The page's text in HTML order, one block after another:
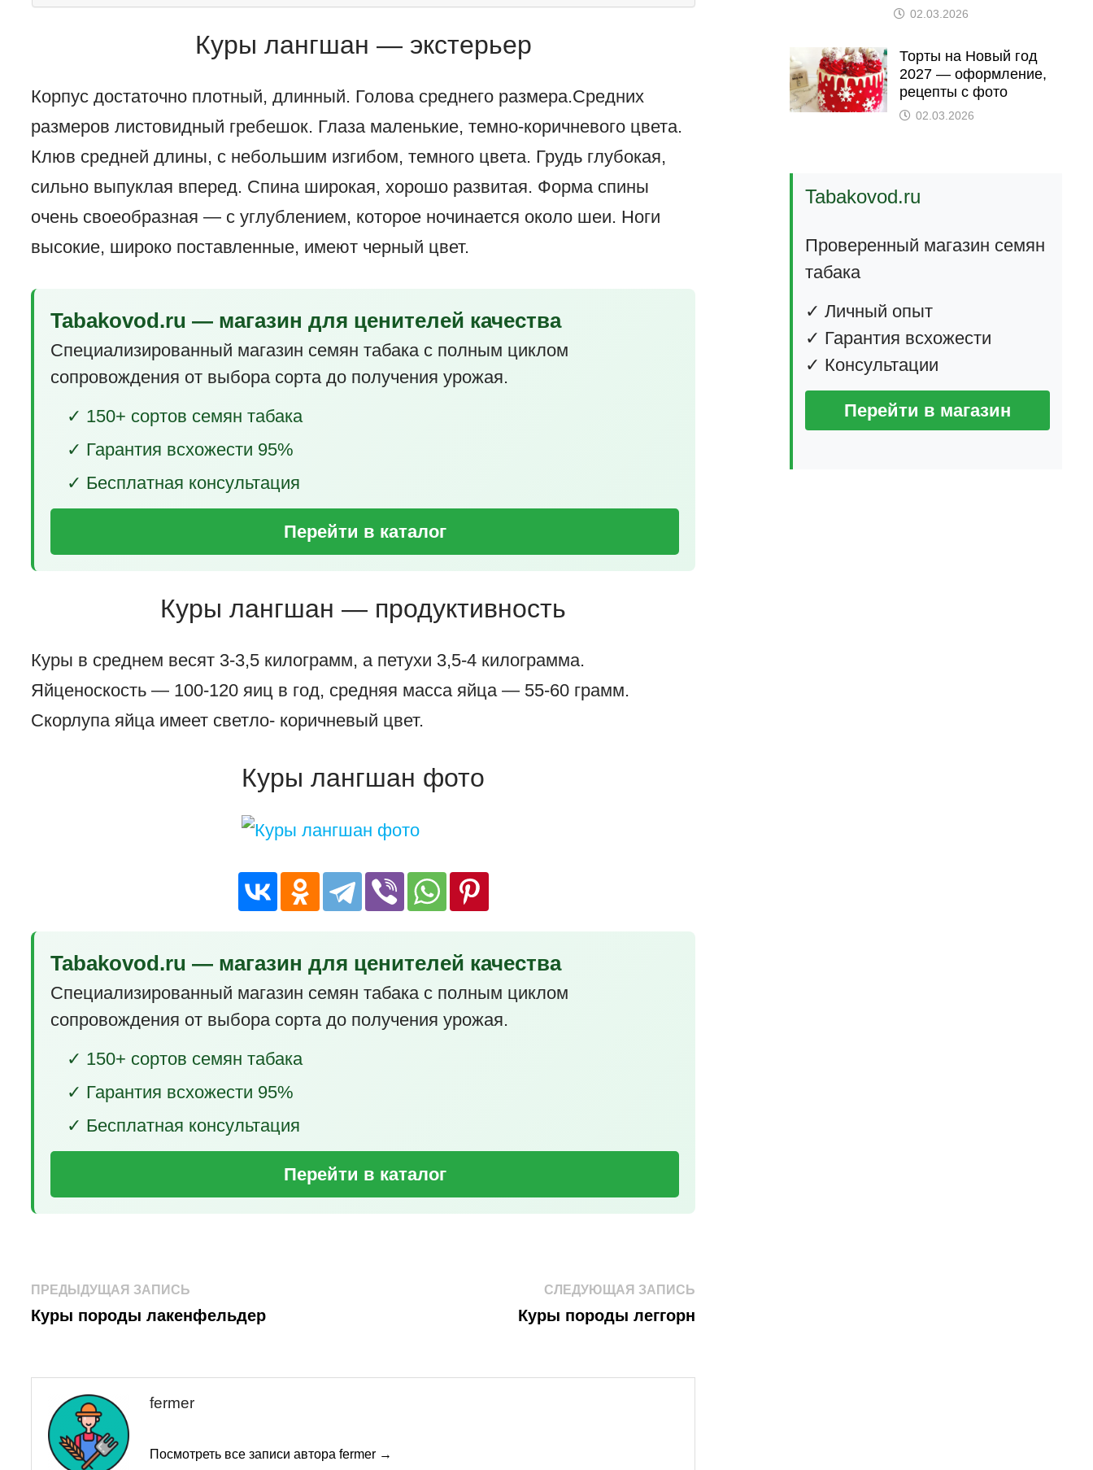
Куры лангшан — экстерьер
Корпус достаточно плотный, длинный. Голова среднего размера.Средних
размеров листовидный гребешок. Глаза маленькие, темно-коричневого цвета.
Клюв средней длины, с небольшим изгибом, темного цвета. Грудь глубокая,
сильно выпуклая вперед. Спина широкая, хорошо развитая. Форма спины
очень своеобразная — с углублением, которое ночинается около шеи. Ноги
высокие, широко поставленные, имеют черный цвет.
Tabakovod.ru — магазин для ценителей качества
Специализированный магазин семян табака с полным циклом
сопровождения от выбора сорта до получения урожая.
✓ 150+ сортов семян табака
✓ Гарантия всхожести 95%
✓ Бесплатная консультация
Перейти в каталог
Куры лангшан — продуктивность
Куры в среднем весят 3-3,5 килограмм, а петухи 3,5-4 килограмма.
Яйценоскость — 100-120 яиц в год, средняя масса яйца — 55-60 грамм.
Скорлупа яйца имеет светло- коричневый цвет.
Куры лангшан фото
Tabakovod.ru — магазин для ценителей качества
Специализированный магазин семян табака с полным циклом
сопровождения от выбора сорта до получения урожая.
✓ 150+ сортов семян табака
✓ Гарантия всхожести 95%
✓ Бесплатная консультация
Перейти в каталог
Навигация
по
ПРЕДЫДУЩАЯ ЗАПИСЬ
запись:
Куры породы лакенфельдер
СЛЕДУЮЩАЯ ЗАПИСЬСледующая
запись:
Куры породы леггорн
fermer
Посмотреть все записи автора fermer →
02.03.2026
Торты на Новый год
2027 — оформление,
рецепты с фото
02.03.2026
Tabakovod.ru
Проверенный магазин семян
табака
✓ Личный опыт
✓ Гарантия всхожести
✓ Консультации
Перейти в магазин